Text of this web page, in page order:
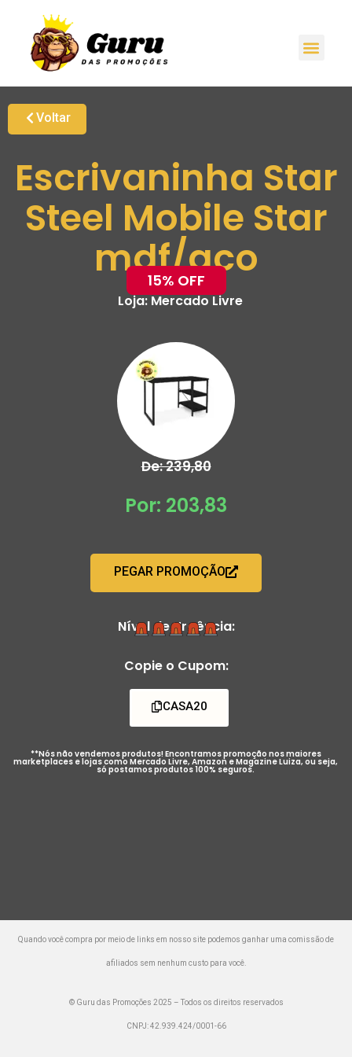
Voltar
Escrivaninha Star
Steel Mobile Star
mdf/aco
15% OFF
Loja:Mercado Livre
De: 239,80
Por: 203,83
PEGAR PROMOÇÃO
Nível de Urgência:
Copie o Cupom:
CASA20
**Nós não vendemos produtos! Encontramos promoção nos maiores
marketplaces e lojas como Mercado Livre, Amazon e Magazine Luiza, ou seja,
só postamos produtos 100% seguros.
Quando você compra por meio de links em nosso site podemos ganhar uma comissão de
afiliados sem nenhum custo para você.
© Guru das Promoções 2025 – Todos os direitos reservados
CNPJ: 42.939.424/0001-66